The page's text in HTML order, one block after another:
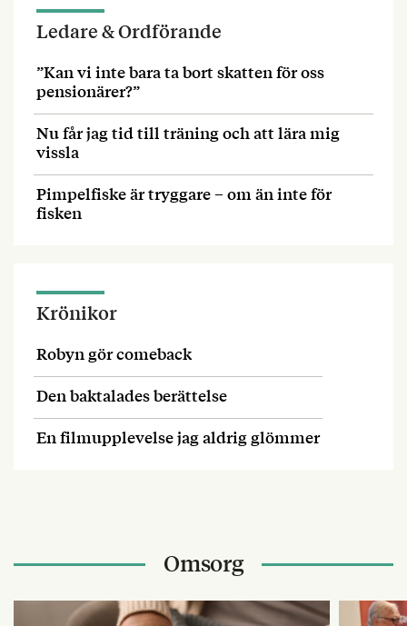
Ledare & Ordförande
”Kan vi inte bara ta bort skatten för oss
pensionärer?”
Nu får jag tid till träning och att lära mig
vissla
Pimpelfiske är tryggare – om än inte för
fisken
Krönikor
Robyn gör comeback
Den baktalades berättelse
En filmupplevelse jag aldrig glömmer
Omsorg